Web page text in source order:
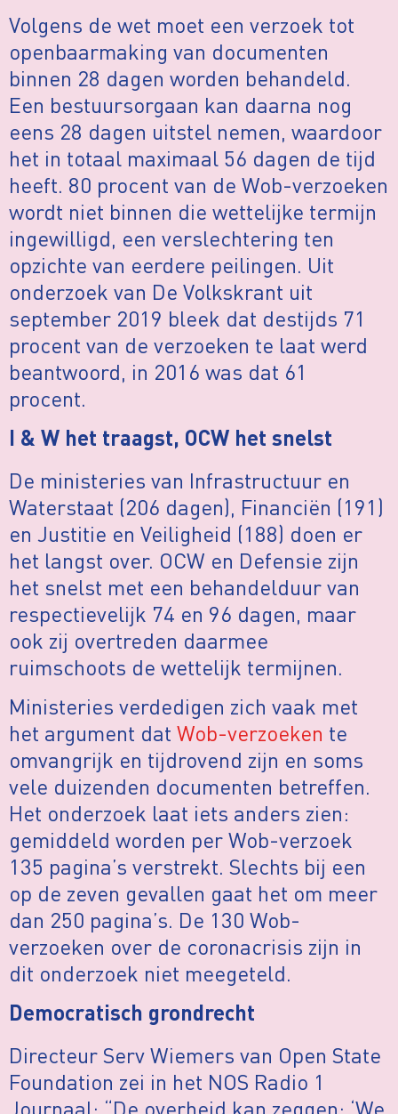
Volgens de wet moet een verzoek tot
openbaarmaking van documenten
binnen 28 dagen worden behandeld.
Een bestuursorgaan kan daarna nog
eens 28 dagen uitstel nemen, waardoor
het in totaal maximaal 56 dagen de tijd
heeft. 80 procent van de Wob-verzoeken
wordt niet binnen die wettelijke termijn
ingewilligd, een verslechtering ten
opzichte van eerdere peilingen. Uit
onderzoek van De Volkskrant uit
september 2019 bleek dat destijds 71
procent van de verzoeken te laat werd
beantwoord, in 2016 was dat 61
procent.
I & W het traagst, OCW het snelst
De ministeries van Infrastructuur en
Waterstaat (206 dagen), Financiën (191)
en Justitie en Veiligheid (188) doen er
het langst over. OCW en Defensie zijn
het snelst met een behandelduur van
respectievelijk 74 en 96 dagen, maar
ook zij overtreden daarmee
ruimschoots de wettelijk termijnen.
Ministeries verdedigen zich vaak met
het argument dat Wob-verzoeken te
omvangrijk en tijdrovend zijn en soms
vele duizenden documenten betreffen.
Het onderzoek laat iets anders zien:
gemiddeld worden per Wob-verzoek
135 pagina’s verstrekt. Slechts bij een
op de zeven gevallen gaat het om meer
dan 250 pagina’s. De 130 Wob-
verzoeken over de coronacrisis zijn in
dit onderzoek niet meegeteld.
Democratisch grondrecht
Directeur Serv Wiemers van Open State
Foundation zei in het NOS Radio 1
Journaal: “De overheid kan zeggen: ‘We